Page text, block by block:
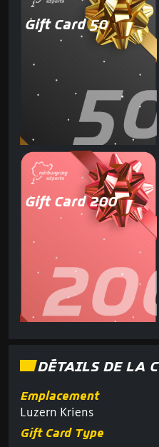
Gift Card 50
Gift Card 200
DÉTAILS DE LA
Emplacement
Luzern Kriens
Gift Card Type